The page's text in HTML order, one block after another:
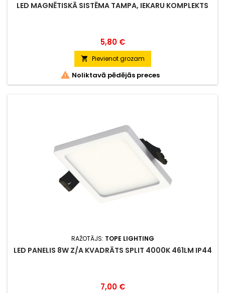
LED MAGNĒTISKĀ SISTĒMA TAMPA, IEKARU KOMPLEKTS
Cena
5,80 €
 Pievienot grozam
 Noliktavā pēdējās preces
RAŽOTĀJS: TOPE LIGHTING
LED PANELIS 8W Z/A KVADRĀTS SPLIT 4000K 461LM IP44
Cena
7,00 €